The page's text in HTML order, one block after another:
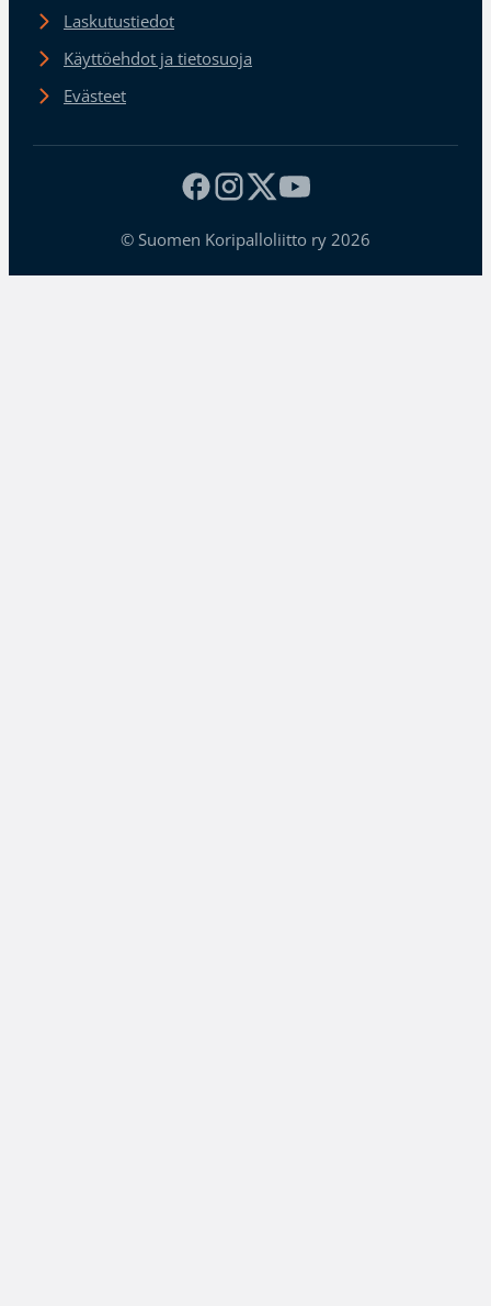
Laskutustiedot
Käyttöehdot ja tietosuoja
Evästeet
© Suomen Koripalloliitto ry 2026